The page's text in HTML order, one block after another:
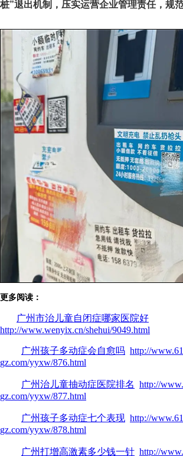
桩”退出机制，压实运营企业管理责任，规
更多阅读：
广州市治儿童自闭症哪家医院好
http://www.wenyix.cn/shehui/9049.html
广州孩子多动症会自愈吗 http://
gz.com/yyxw/876.html
广州治儿童抽动症医院排名 http://
gz.com/yyxw/877.html
广州孩子多动症七个表现 http://
gz.com/yyxw/878.html
广州打增高激素多少钱一针 http://